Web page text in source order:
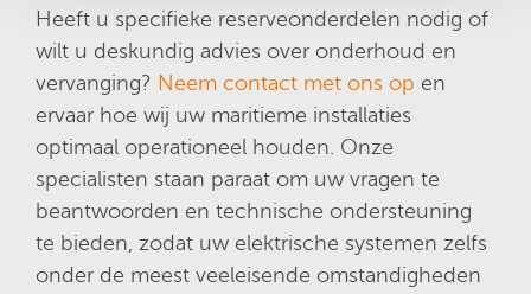
Heeft u specifieke reserveonderdelen nodig of
wilt u deskundig advies over onderhoud en
vervanging? Neem contact met ons op en
ervaar hoe wij uw maritieme installaties
optimaal operationeel houden. Onze
specialisten staan paraat om uw vragen te
beantwoorden en technische ondersteuning
te bieden, zodat uw elektrische systemen zelfs
onder de meest veeleisende omstandigheden